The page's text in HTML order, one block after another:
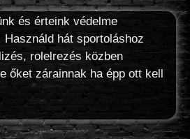
és érteink védelme
Használd hát sportoláshoz
rolelrezés közben
őket zárainnak ha épp ott kell